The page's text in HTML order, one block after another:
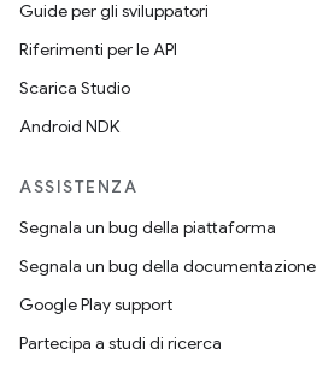
Guide per gli sviluppatori
Riferimenti per le API
Scarica Studio
Android NDK
ASSISTENZA
Segnala un bug della piattaforma
Segnala un bug della documentazione
Google Play support
Partecipa a studi di ricerca